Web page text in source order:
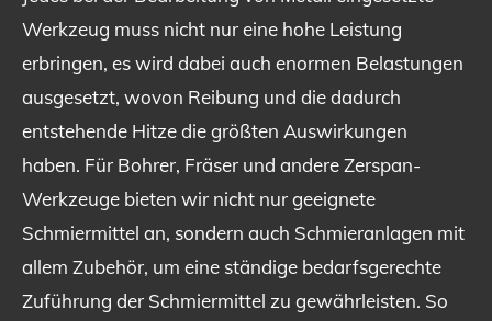
Werkzeug muss nicht nur eine hohe Leistung
erbringen, es wird dabei auch enormen Belastungen
ausgesetzt, wovon Reibung und die dadurch
entstehende Hitze die größten Auswirkungen
haben. Für Bohrer, Fräser und andere Zerspan-
Werkzeuge bieten wir nicht nur geeignete
Schmiermittel an, sondern auch Schmieranlagen mit
allem Zubehör, um eine ständige bedarfsgerechte
Zuführung der Schmiermittel zu gewährleisten. So